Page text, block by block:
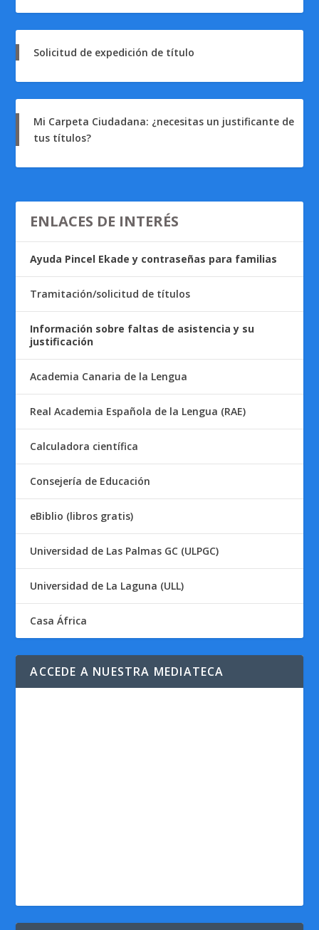
Solicitud de expedición de título
Mi Carpeta Ciudadana: ¿necesitas un justificante de
tus títulos?
ENLACES DE INTERÉS
Ayuda Pincel Ekade y contraseñas para familias
Tramitación/solicitud de títulos
Información sobre faltas de asistencia y su
justificación
Academia Canaria de la Lengua
Real Academia Española de la Lengua (RAE)
Calculadora científica
Consejería de Educación
eBiblio (libros gratis)
Universidad de Las Palmas GC (ULPGC)
Universidad de La Laguna (ULL)
Casa África
ACCEDE A NUESTRA MEDIATECA